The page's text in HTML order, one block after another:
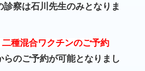
診察は石川先生のみとなりま
種混合ワクチンのご予約
らのご予約が可能となりまし